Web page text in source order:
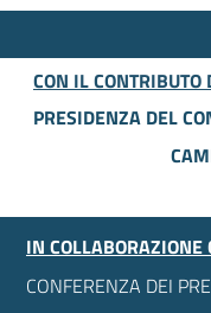
CON IL CONTRIBUTO
PRESIDENZA DEL
IN COLLABORAZIONE
CONFERENZA DEI